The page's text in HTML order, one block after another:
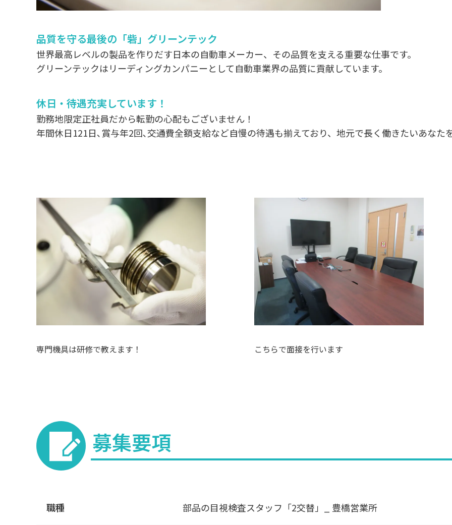
品質を守る最後の「砦」グリーンテック
世界最高レベルの製品を作りだす日本の自動車メーカー、その品質を支える重要な仕事です。
グリーンテックはリーディングカンパニーとして自動車業界の品質に貢献しています。
休日・待遇充実しています！
勤務地限定正社員だから転勤の心配もございません！
年間休日121日､賞与年2回､交通費全額支給など自慢の待遇も揃えており、地元で長く働きたいあなた
専門機具は研修で教えます！ こちらで面接を行います
募集要項
職種 部品の目視検査スタッフ「2交替」_ 豊橋営業所